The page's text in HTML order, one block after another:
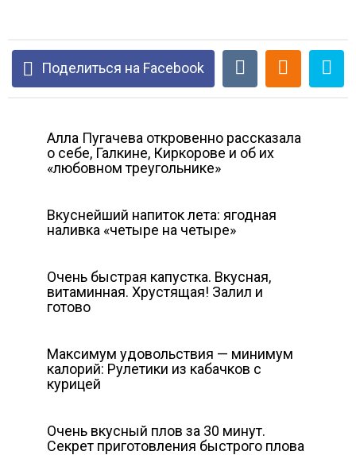
Поделиться на Facebook
Алла Пугачева откровенно рассказала
о себе, Галкине, Киркорове и об их
«любовном треугольнике»
Вкуснейший напиток лета: ягодная
наливка «четыре на четыре»
Очень быстрая капустка. Вкусная,
витаминная. Хрустящая! Залил и
готово
Максимум удовольствия — минимум
калорий: Рулетики из кабачков с
курицей
Очень вкусный плов за 30 минут.
Секрет приготовления быстрого плова